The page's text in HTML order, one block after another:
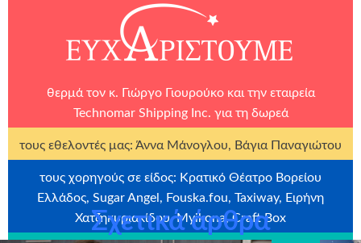
θερμά τον κ. Γιώργο Γιουρούκο και την εταιρεία
Technomar Shipping Inc. για τη δωρεά
τους εθελοντές μας: Άννα Μάνογλου, Βάγια Παναγιώτου
τους χορηγούς σε είδος: Κρατικό Θέατρο Βορείου
Ελλάδος, Sugar Angel, Fouska.fou, Taxiway, Ειρήνη
Χατζηκυριακίδου, Myikona, Craft Box
Σχετικά άρθρα